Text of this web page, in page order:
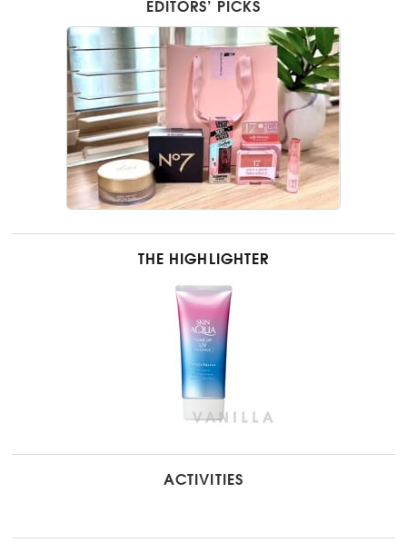
EDITORS’ PICKS
THE HIGHLIGHTER
ACTIVITIES